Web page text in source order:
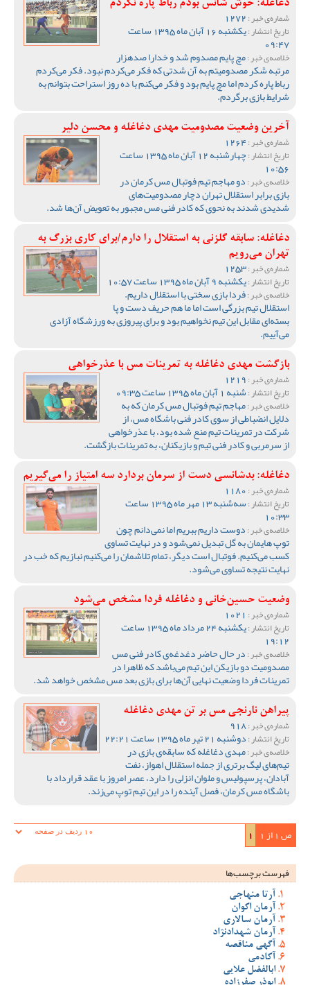
دغاغله: خوش شانس بودم رباط پاره نکردم
شماره‌ی خبر :
تاریخ انتشار : یکشنبه 16 آبان ماه 1395 ساعت
09:47
خلاصه‌ی خبر :مچ پایم مصدوم شد و خدارا صدهزار
مرتبه شکر مصدومیتم به آن شدتی که فکر می‌کردم نبود. فکر می‌کردم
رباط پاره کردم اما مچ پایم بود و فکر می‌کنم با ده روز استراحت بتوانم به
شرایط بازی برگردم.
آخرین وضعیت مصدومیت مهدی دغاغله و محسن دلیر
شماره‌ی خبر :
تاریخ انتشار : چهارشنبه 12 آبان ماه 1395 ساعت
10:56
خلاصه‌ی خبر :دو مهاجم تیم فوتبال مس کرمان در
بازی برابر استقلال تهران دچار مصدومیت‌های
شدیدی شدند به نحوی که کادر فنی مس مجبور به تعویض آن‌ها شد.
دغاغله: سابقه گلزنی به استقلال را دارم/برای کاری بزرگ به
تهران می‌رویم
شماره‌ی خبر :
تاریخ انتشار :یکشنبه 9 آبان ماه 1395 ساعت 10:57
خلاصه‌ی خبر :فردا بازی سختی با استقلال داریم.
استقلال تیم بزرگی است اما ما هم حریف دست و پا
بسته‌ای مقابل این تیم نخواهیم بود و برای پیروزی به ورزشگاه آزادی
می‌آییم.
بازگشت مهدی دغاغله به تمرینات مس با عذرخواهی
شماره‌ی خبر :
تاریخ انتشار :شنبه 1 آبان ماه 1395 ساعت 09:35
خلاصه‌ی خبر :مهاجم تیم فوتبال مس کرمان که به
دلایل انضباطی از سوی کادر فنی باشگاه مس، از
شرکت در تمرینات تیم منع شده بود، با عذرخواهی
از سرمربی و کادر فنی تیم و بازیکنان، به تمرینات بازگشت.
دغاغله: بدشانسی دست از سرمان بردارد سه امتیاز را می‌گیریم
شماره‌ی خبر :
تاریخ انتشار : سه‌شنبه 13 مهر ماه 1395 ساعت
10:33
خلاصه‌ی خبر :دوست داریم ببریم اما نمی‌دانم چون
توپ هایمان به گل تبدیل نمی‌شود و در نهایت تساوی
کسب می‌کنیم. فوتبال است دیگر، تمام تلاشمان را می‌کنیم نبازیم که خب در
نهایت نتیجه تساوی می‌شود.
وضعیت حسین‌خانی و دغاغله فردا مشخص می‌شود
شماره‌ی خبر :
تاریخ انتشار : یکشنبه 24 مرداد ماه 1395 ساعت
19:12
خلاصه‌ی خبر :در حال حاضر دغدغه‌ی کادر فنی مس
مصدومیت دو بازیکن این تیم می‌باشد که ظاهرا در
تمرینات فردا وضعیت نهایی آن‌ها برای بازی بعد مس مشخص خواهد شد.
پیراهن نارنجی مس بر تن مهدی دغاغله
شماره‌ی خبر :
تاریخ انتشار :دوشنبه 21 تیر ماه 1395 ساعت 22:21
خلاصه‌ی خبر :مهدی دغاغله که سابقه‌ی بازی در
تیم‌های لیگ برتری از جمله استقلال اهواز، نفت
آبادان، پرسپولیس و ملوان انزلی را دارد، عصر امروز با عقد قرارداد با
باشگاه مس کرمان، فصل آینده را در این تیم توپ می‌زند.
ص 1 از 1 1
فهرست برچسب‌ها
آرتا منهاجی
آرمان اکوان
آرمان سالاری
آرمان شهدادنژاد
آگهی مناقصه
آکادمی
ابالفضل علایی